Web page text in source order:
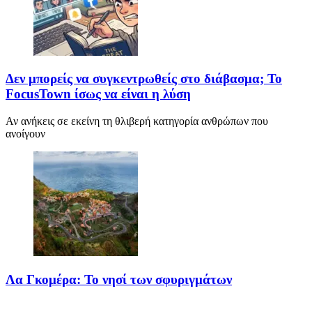
Δεν μπορείς να συγκεντρωθείς στο διάβασμα; Το
FocusTown ίσως να είναι η λύση
Αν ανήκεις σε εκείνη τη θλιβερή κατηγορία ανθρώπων που
ανοίγουν
Λα Γκομέρα: Το νησί των σφυριγμάτων